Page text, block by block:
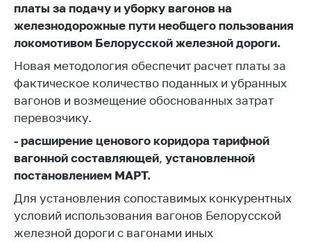
Применение мер
нетарифного
регулирования
Биржевая торговля
Выставочная
деятельность в
Республике
Беларусь
Защита
персональных
данных
Новости
платы за подачу и уборку вагонов на
железнодорожные пути необщего пользования
локомотивом Белорусской железной дороги.
Новая методология обеспечит расчет платы за
фактическое количество поданных и убранных
вагонов и возмещение обоснованных затрат
перевозчику.
-расширениеценового коридора тарифной
вагонной составляющей, установленной
постановлением МАРТ.
Для установления сопоставимых конкурентных
условий использования вагонов Белорусской
железной дороги с вагонами иных